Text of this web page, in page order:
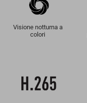
Visione notturna a
colori